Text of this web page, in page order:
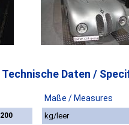
Technische Daten /
Maße / Measures
200
kg/leer